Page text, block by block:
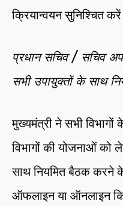
क्रियान्वयन सुनिश्चित
प्रधान सचिव / सचिव
सभी उपायुक्तों के साथ
मुख्यमंत्री ने सभी
विभागों की योजनाओं को
साथ नियमित बैठक करने
ऑफलाइन या ऑनलाइन